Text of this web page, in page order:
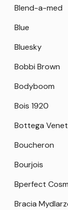
Blend-a-med
Blue
Bluesky
Bobbi Brown
Bodyboom
Bois 1920
Bottega
Boucheron
Bourjois
Bperfect
Bracia